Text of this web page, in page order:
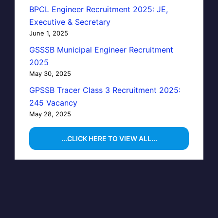
BPCL Engineer Recruitment 2025: JE,
Executive & Secretary
June 1, 2025
GSSSB Municipal Engineer Recruitment
2025
May 30, 2025
GPSSB Tracer Class 3 Recruitment 2025:
245 Vacancy
May 28, 2025
...CLICK HERE TO VIEW ALL...